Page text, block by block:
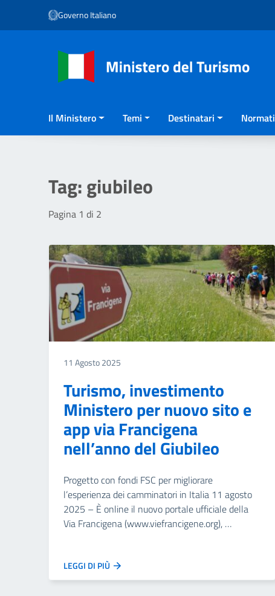
Vai ai contenuti
Vai al menu di navigazione
Governo Italiano
Il Ministero Temi Destinatari
Tag:giubileo
Pagina 1 di 2
11 Agosto 2025
Turismo, investimento
Ministero per nuovo sito e
app via Francigena
nell’anno del Giubileo
Progetto con fondi FSC per migliorare
l’esperienza dei camminatori in Italia 11 agosto
2025 – È online il nuovo portale ufficiale della
Via Francigena (www.viefrancigene.org), …
LEGGI DI PIÙ